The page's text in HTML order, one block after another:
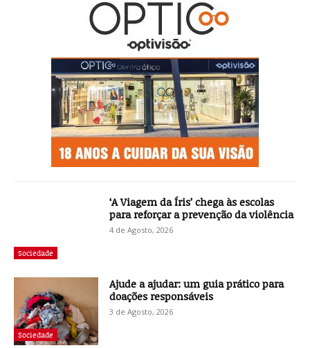
Sociedade
‘A Viagem da Íris’ chega às escolas
para reforçar a prevenção da violência
4 de Agosto, 2026
Sociedade
Ajude a ajudar: um guia prático para
doações responsáveis
3 de Agosto, 2026